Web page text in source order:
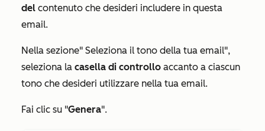
del contenuto che desideri includere in questa
email.
Nella sezione" Seleziona il tono della tua email",
seleziona la casella di controllo accanto a ciascun
tono che desideri utilizzare nella tua email.
Fai clic su "Genera".